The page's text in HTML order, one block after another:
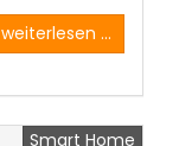
weiterlesen ...
Smart Home